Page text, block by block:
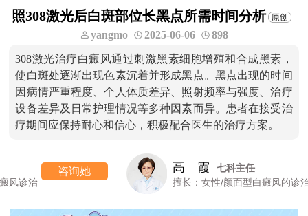
照308激光后白斑部位长黑点所需时间分析
yangmo 2025-06-06 898
308激光治疗白癜风通过刺激黑素细胞增殖和合成黑素，
使白斑处逐渐出现色素沉着并形成黑点。黑点出现的时间
因病情严重程度、个人体质差异、照射频率与强度、治疗
设备差异及日常护理情况等多种因素而异。患者在接受治
疗期间应保持耐心和信心，积极配合医生的治疗方案。
高 霞
七科主任
擅长：女性/颜面型白癜风的诊治